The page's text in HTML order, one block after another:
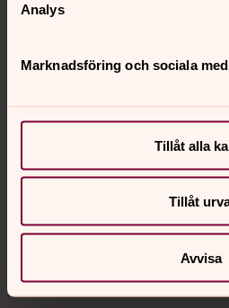
Analys
Marknadsföring och sociala
Tillåt alla
Tillåt
Avvisa
Kontakt
Sociala kanaler